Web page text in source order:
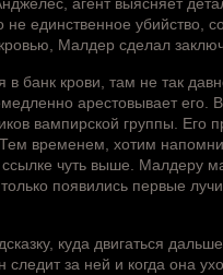
не единственное
Малдер сделал
в банк крови, там не так
арестовывает его.
вампирской группы.
временем, хотим
чуть выше. Малдеру
появились первые
куда двигаться
за ней и когда она